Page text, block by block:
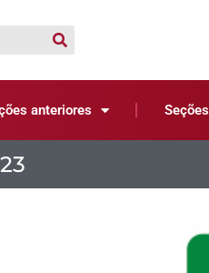
anteriores Seções